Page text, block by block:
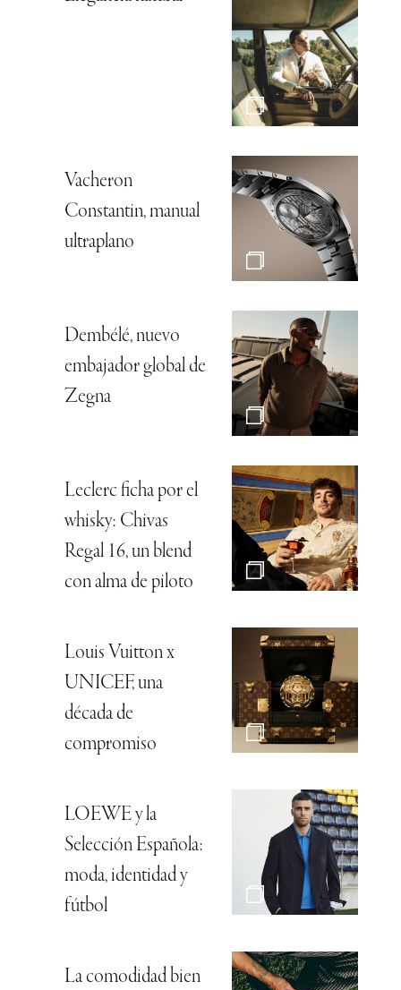
Vacheron
Constantin, manual
ultraplano
Dembélé, nuevo
embajador global de
Zegna
Leclerc ficha por el
whisky: Chivas
Regal 16, un blend
con alma de piloto
Louis Vuitton x
UNICEF, una
década de
compromiso
LOEWE y la
Selección Española:
moda, identidad y
fútbol
La comodidad bien